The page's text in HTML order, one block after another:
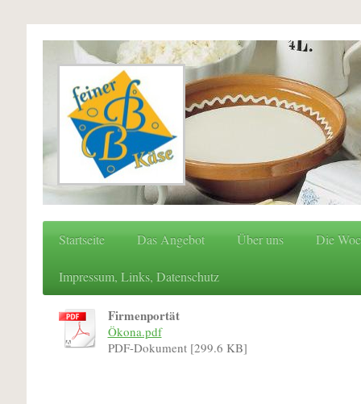
Startseite Das Angebot Über uns Die
Impressum, Links, Datenschutz
Firmenportät
Ökona.pdf
PDF-Dokument [299.6 KB]